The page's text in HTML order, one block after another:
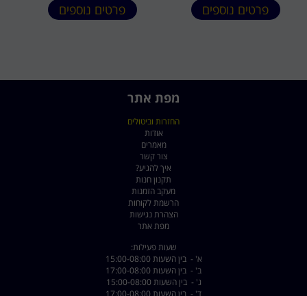
פרטים נוספים פרטים נוספים
מפת אתר
החזרות וביטולים
אודות
מאמרים
צור קשר
איך להגיע?
תקנון חנות
מעקב הזמנות
הרשמת לקוחות
הצהרת נגישות
מפת אתר
שעות פעילות:
א' - בין השעות 15:00-08:00
ב' - בין השעות 17:00-08:00
ג' - בין השעות 15:00-08:00
ד' - בין השעות 17:00-08:00